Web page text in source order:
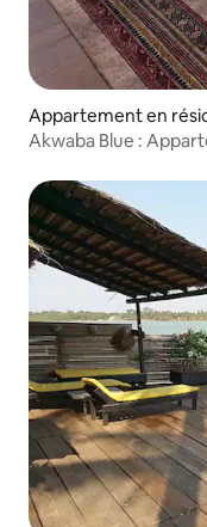
Appartement en
Akwaba Blue :